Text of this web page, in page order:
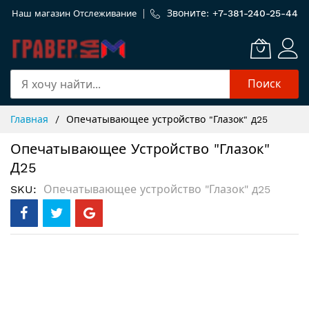
Наш магазин Отслеживание Звоните: +7-381-240-25-44
Поиск
Content
Главная Опечатывающее устройство "Глазок" д25
Опечатывающее Устройство "Глазок"
Д25
SKU Опечатывающее устройство "Глазок" д25